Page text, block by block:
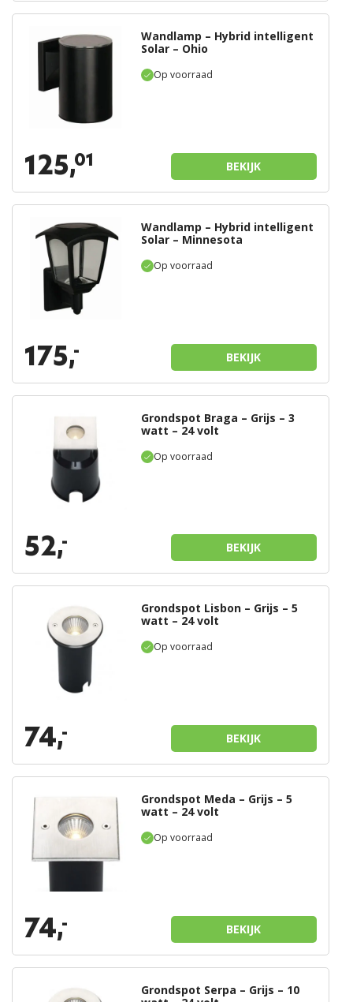
Op voorraad
Wandlamp – Hybrid intelligent
Solar – Ohio
125,01 BEKIJK
Op voorraad
Wandlamp – Hybrid intelligent
Solar – Minnesota
175,- BEKIJK
Op voorraad
Grondspot Braga – Grijs – 3
watt – 24 volt
52,- BEKIJK
Op voorraad
Grondspot Lisbon – Grijs – 5
watt – 24 volt
74,- BEKIJK
Op voorraad
Grondspot Meda – Grijs – 5
watt – 24 volt
74,- BEKIJK
Grondspot Serpa – Grijs – 10